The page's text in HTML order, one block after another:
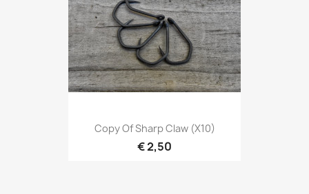
Copy Of Sharp Claw (X10)
€ 2,50